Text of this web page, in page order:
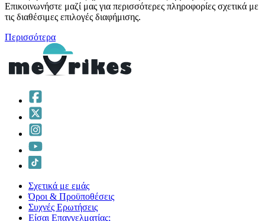
Επικοινωνήστε μαζί μας για περισσότερες πληροφορίες σχετικά με
τις διαθέσιμες επιλογές διαφήμισης.
Περισσότερα
Σχετικά με εμάς
Όροι & Προϋποθέσεις
Συχνές Ερωτήσεις
Είσαι Επαγγελματίας;